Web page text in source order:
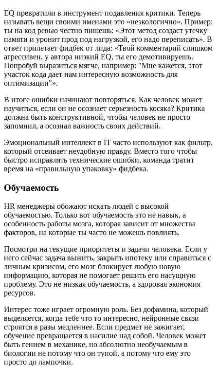
EQ превратили в инструмент подавления критики. Теперь
называть вещи своими именами это «неэкологично». Пример:
ты на код ревью честно пишешь: «Этот метод создаст утечку
памяти и уронит прод под нагрузкой, его надо переписать». В
ответ прилетает фидбек от лида: «Твой комментарий слишком
агрессивен, у автора низкий EQ, ты его демотивируешь.
Попробуй выразиться мягче, например: "Мне кажется, этот
участок кода дает нам интересную возможность для
оптимизации"».
В итоге ошибки начинают повторяться. Как человек может
научиться, если он не осознает серьезность косяка? Критика
должна быть конструктивной, чтобы человек не просто
запомнил, а осознал важность своих действий.
Эмоциональный интеллект в IT часто используют как фильтр,
который отсеивает неудобную правду. Вместо того чтобы
быстро исправлять технические ошибки, команда тратит
время на «правильную упаковку» фидбека.
Обучаемость
HR менеджеры обожают искать людей с высокой
обучаемостью. Только вот обучаемость это не навык, а
особенность работы мозга, которая зависит от множества
факторов, на которые ты часто не можешь повлиять.
Посмотри на текущие приоритеты и задачи человека. Если у
него сейчас задача выжить, закрыть ипотеку или справиться с
личным кризисом, его мозг блокирует любую новую
информацию, которая не помогает решить его насущную
проблему. Это не низкая обучаемость, а здоровая экономия
ресурсов.
Интерес тоже играет огромную роль. Без дофамина, который
выделяется, когда тебе что то интересно, нейронные связи
строятся в разы медленнее. Если предмет не зажигает,
обучение превращается в насилие над собой. Человек может
быть гением в механике, но абсолютно необучаемым в
биологии не потому что он тупой, а потому что ему это
просто до лампочки.